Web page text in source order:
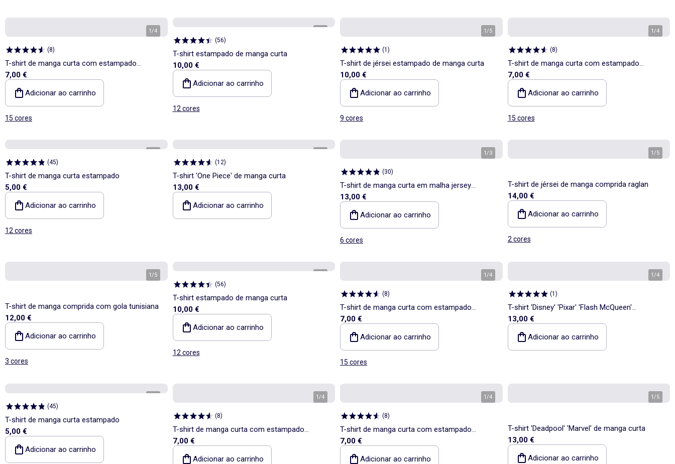
1/4
(8)
T-shirt de manga curta com estampado
fantasia
7,00 €
Adicionar ao carrinho
15 cores
(56)
T-shirt estampado de manga curta
10,00 €
Adicionar ao carrinho
12 cores
1/5
(1 )
T-shirt de jérsei estampado de manga curta
10,00 €
Adicionar ao carrinho
9 cores
1/4
(8)
T-shirt de manga curta com estampado
fantasia
7,00 €
Adicionar ao carrinho
15 cores
(45)
T-shirt de manga curta estampado
5,00 €
Adicionar ao carrinho
12 cores
(12)
T-shirt 'One Piece' de manga curta
13,00 €
Adicionar ao carrinho
1/3
(30)
T-shirt de manga curta em malha jersey
fantasia
13,00 €
Adicionar ao carrinho
6 cores
1/5
T-shirt de jérsei de manga comprida raglan
14,00 €
Adicionar ao carrinho
2 cores
1/5
T-shirt de manga comprida com gola tunisiana
12,00 €
Adicionar ao carrinho
3 cores
(56)
T-shirt estampado de manga curta
10,00 €
Adicionar ao carrinho
12 cores
1/4
(8)
T-shirt de manga curta com estampado
fantasia
7,00 €
Adicionar ao carrinho
15 cores
1/4
(1 )
T-shirt 'Disney' 'Pixar' 'Flash McQueen'
estampado à frente e atrás
13,00 €
Adicionar ao carrinho
(45)
T-shirt de manga curta estampado
5,00 €
Adicionar ao carrinho
1/4
(8)
T-shirt de manga curta com estampado
fantasia
7,00 €
Adicionar ao carrinho
1/4
(8)
T-shirt de manga curta com estampado
fantasia
7,00 €
Adicionar ao carrinho
1/5
T-shirt 'Deadpool' 'Marvel' de manga curta
13,00 €
Adicionar ao carrinho